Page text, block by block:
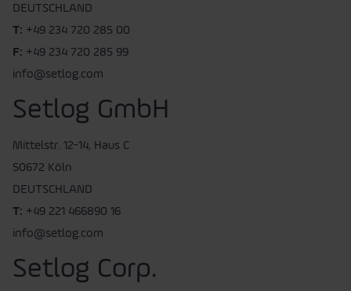
DEUTSCHLAND
T: +49 234 720 285 00
F: +49 234 720 285 99
info@setlog.com
Setlog GmbH
Mittelstr. 12-14, Haus C
50672 Köln
DEUTSCHLAND
T: +49 221 466890 16
info@setlog.com
Setlog Corp.